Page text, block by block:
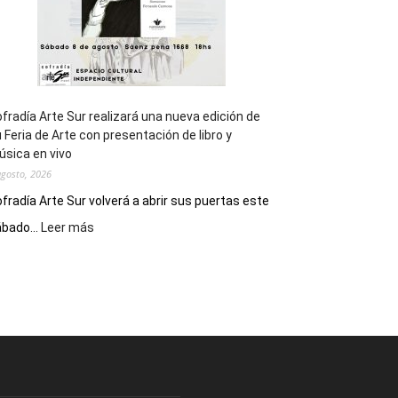
Arte Sur realizará una nueva edición de
Feria de Arte con presentación de libro y
en vivo
2026
Arte Sur volverá a abrir sus puertas este
Leer más
nueva